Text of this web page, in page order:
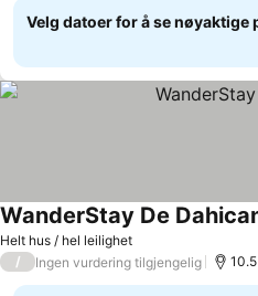
Velg datoer for å se nøyaktige
Helt hus / hel leilighet
WanderStay De
/ Ingen vurdering tilgjengelig